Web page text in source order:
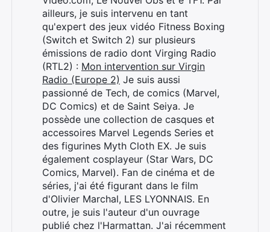
ailleurs, je suis intervenu en tant
qu'expert des jeux vidéo Fitness Boxing
(Switch et Switch 2) sur plusieurs
émissions de radio dont Virging Radio
(RTL2) : Mon intervention sur Virgin
Radio (Europe 2) Je suis aussi
passionné de Tech, de comics (Marvel,
DC Comics) et de Saint Seiya. Je
possède une collection de casques et
accessoires Marvel Legends Series et
des figurines Myth Cloth EX. Je suis
également cosplayeur (Star Wars, DC
Comics, Marvel). Fan de cinéma et de
séries, j'ai été figurant dans le film
d'Olivier Marchal, LES LYONNAIS. En
outre, je suis l'auteur d'un ouvrage
publié chez l'Harmattan. J'ai récemment
Rechercher
: